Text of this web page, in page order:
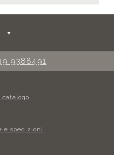
9388491
catalogo
e spedizioni